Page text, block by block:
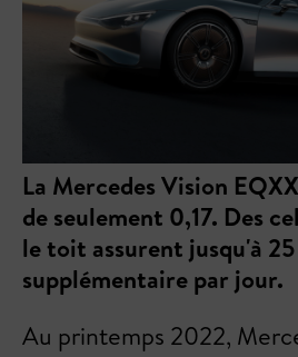
La Mercedes Vision
de seulement 0,17. Des
le toit assurent jusqu'à
supplémentaire par jour.
Au printemps 2022,